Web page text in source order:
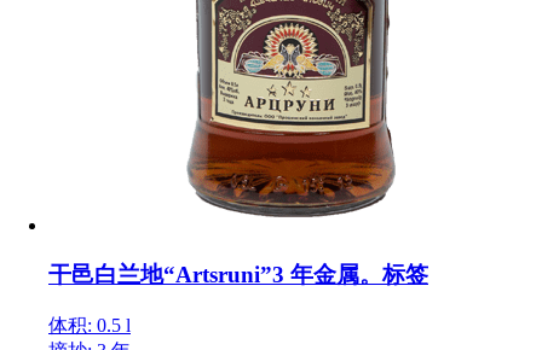
干邑白兰地“Artsruni”3 年金属。标签
体积: 0.5 l